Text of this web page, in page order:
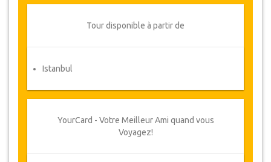
peuvent être possibles si un préavis est
d'informations.
moins 3 jours à l'avance il n'y aura pas de
frais, même si la réservation a été
Tour disponible à partir de
Istanbul
YourCard - Votre Meilleur Ami quand vous
Voyagez!